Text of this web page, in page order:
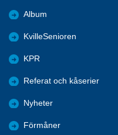
Album
KvilleSenioren
KPR
Referat och kåserier
Nyheter
Förmåner